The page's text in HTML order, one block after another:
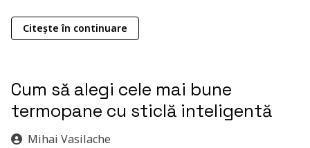
Citește în continuare
Cum să alegi cele mai bune
termopane cu sticlă inteligentă
Mihai Vasilache